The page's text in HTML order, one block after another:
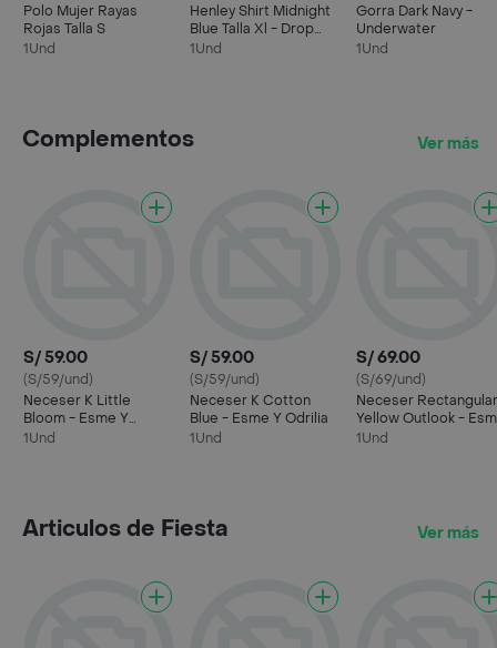
Polo Mujer Rayas
Rojas Talla S
1Und
Henley Shirt Midnight
Blue Talla Xl - Drop
The Label
1Und
Gorra Dark Navy -
Underwater
1Und
Complementos Ver más
S/ 59.00
(S/59/und)
Neceser K Little
Bloom - Esme Y
Odrilia
1Und
S/ 59.00
(S/59/und)
Neceser K Cotton
Blue - Esme Y Odrilia
1Und
S/ 69.00
(S/69/und)
Neceser Rectangular
Yellow Outlook -
Y Odrilia
1Und
Articulos de Fiesta Ver más